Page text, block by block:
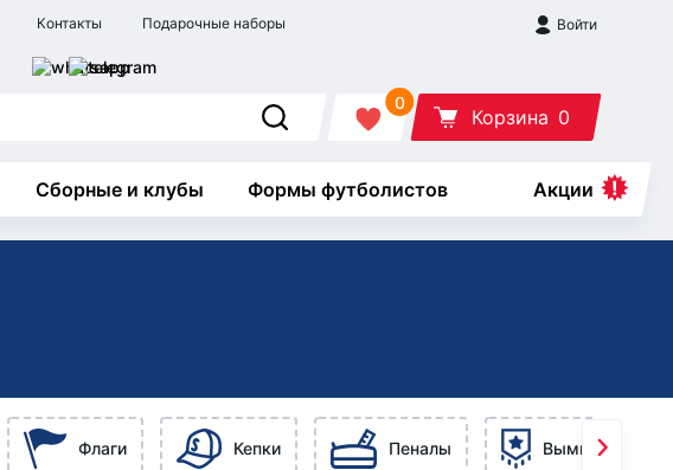
Контакты Подарочные наборы Войти
0
Корзина 0
Сборные и клубы Формы футболистов Акции
Флаги Кепки Пеналы Вымпелы